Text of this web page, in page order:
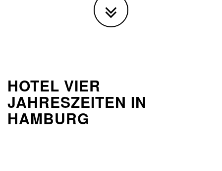
HOTEL VIER
JAHRESZEITEN IN
HAMBURG